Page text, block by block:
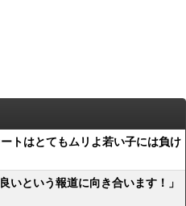
トはとてもムリよ若い子には負け
いという報道に向き合います！」